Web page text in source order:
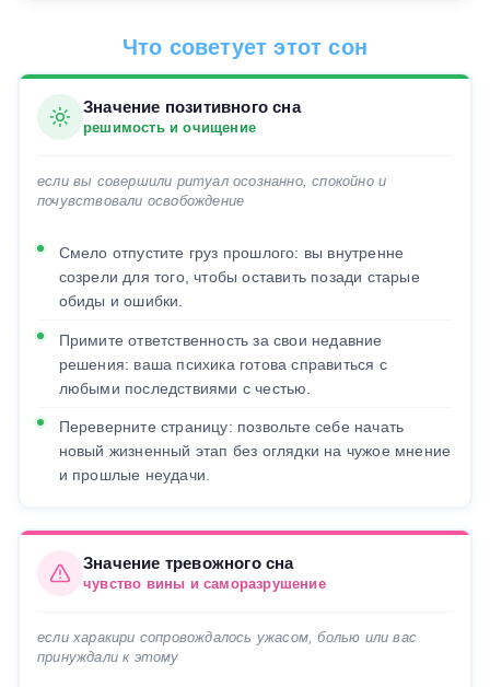
Что советует этот сон
Значение позитивного сна
решимость и очищение
если вы совершили ритуал осознанно, спокойно и
почувствовали освобождение
Смело отпустите груз прошлого: вы внутренне
созрели для того, чтобы оставить позади старые
обиды и ошибки.
Примите ответственность за свои недавние
решения: ваша психика готова справиться с
любыми последствиями с честью.
Переверните страницу: позвольте себе начать
новый жизненный этап без оглядки на чужое мнение
и прошлые неудачи.
Значение тревожного сна
чувство вины и саморазрушение
если харакири сопровождалось ужасом, болью или вас
принуждали к этому